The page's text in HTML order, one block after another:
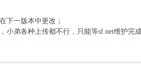
下一版本中更改；
小弟各种上传都不行，只能等sf.net维护完